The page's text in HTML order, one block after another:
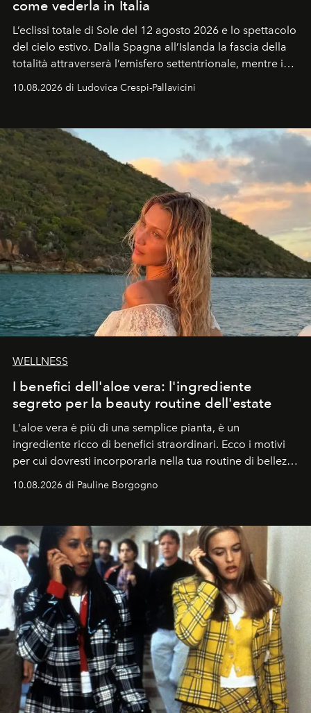
come vederla in Italia
L’eclissi totale di Sole del 12 agosto 2026 e lo spettacolo
del cielo estivo. Dalla Spagna all’Islanda la fascia della
totalità attraverserà l’emisfero settentrionale, mentre in
spettacolare al Nord. Orari, città favorite e regole per
10.08.2026 di Ludovica Crespi-Pallavicini
WELLNESS
I benefici dell'aloe vera: l'ingrediente
segreto per la beauty routine dell'estate
L'aloe vera è più di una semplice pianta, è un
ingrediente ricco di benefici straordinari. Ecco i motivi
per cui dovresti incorporarla nella tua routine di bellezza
10.08.2026 di Pauline Borgogno